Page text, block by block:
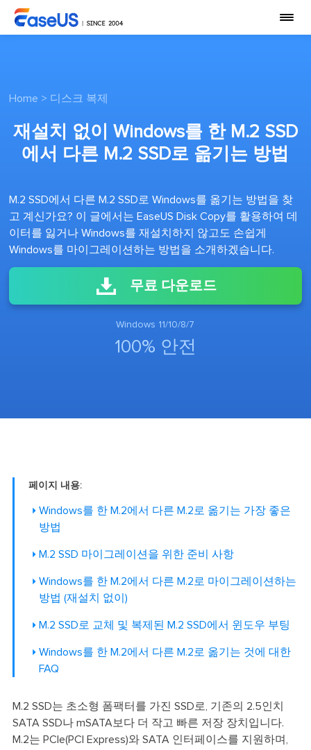
Home > 디스크 복제
재설치 없이 Windows를 한 M.2 SSD
에서 다른 M.2 SSD로 옮기는 방법
M.2 SSD에서 다른 M.2 SSD로 Windows를 옮기는 방법을 찾
고 계신가요? 이 글에서는 EaseUS Disk Copy를 활용하여 데
이터를 잃거나 Windows를 재설치하지 않고도 손쉽게
Windows를 마이그레이션하는 방법을 소개하겠습니다.
무료 다운로드
Windows 11/10/8/7
100% 안전
페이지 내용:
Windows를 한 M.2에서 다른 M.2로 옮기는 가장 좋은
방법
M.2 SSD 마이그레이션을 위한 준비 사항
Windows를 한 M.2에서 다른 M.2로 마이그레이션하는
방법 (재설치 없이)
M.2 SSD로 교체 및 복제된 M.2 SSD에서 윈도우 부팅
Windows를 한 M.2에서 다른 M.2로 옮기는 것에 대한
FAQ
M.2 SSD는 초소형 폼팩터를 가진 SSD로, 기존의 2.5인치
SATA SSD나 mSATA보다 더 작고 빠른 저장 장치입니다.
M.2는 PCIe(PCI Express)와 SATA 인터페이스를 지원하며,